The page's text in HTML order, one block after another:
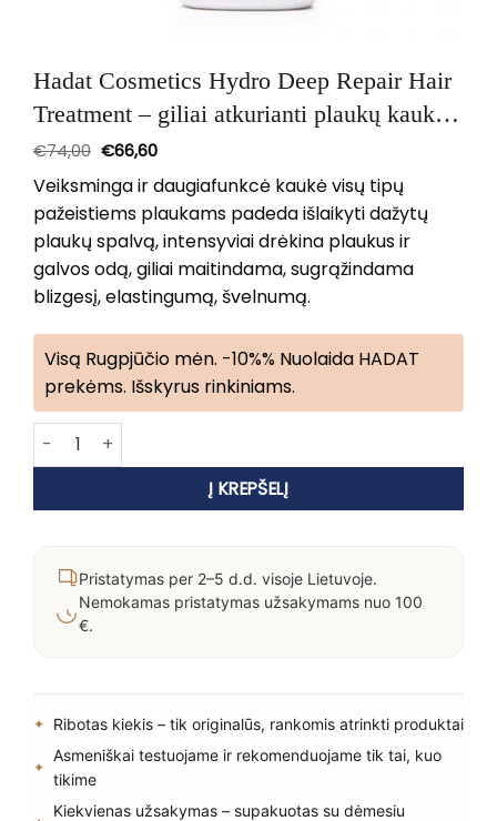
Hadat Cosmetics Hydro Deep Repair Hair
Treatment – giliai atkurianti plaukų kaukė
500 ml
€74,00 €66,60
Veiksminga ir daugiafunkcė kaukė visų tipų
pažeistiems plaukams padeda išlaikyti dažytų
plaukų spalvą, intensyviai drėkina plaukus ir
galvos odą, giliai maitindama, sugrąžindama
blizgesį, elastingumą, švelnumą.
Visą Rugpjūčio mėn. -10%% Nuolaida HADAT
prekėms. Išskyrus rinkiniams.
produkto kiekis: Hadat Cosmetics Hydro Deep Repair
Į KREPŠELĮ
Pristatymas per 2–5 d.d. visoje Lietuvoje.
Nemokamas pristatymas užsakymams nuo 100
€.
Ribotas kiekis – tik originalūs, rankomis atrinkti produktai
Asmeniškai testuojame ir rekomenduojame tik tai, kuo
tikime
Kiekvienas užsakymas – supakuotas su dėmesiu